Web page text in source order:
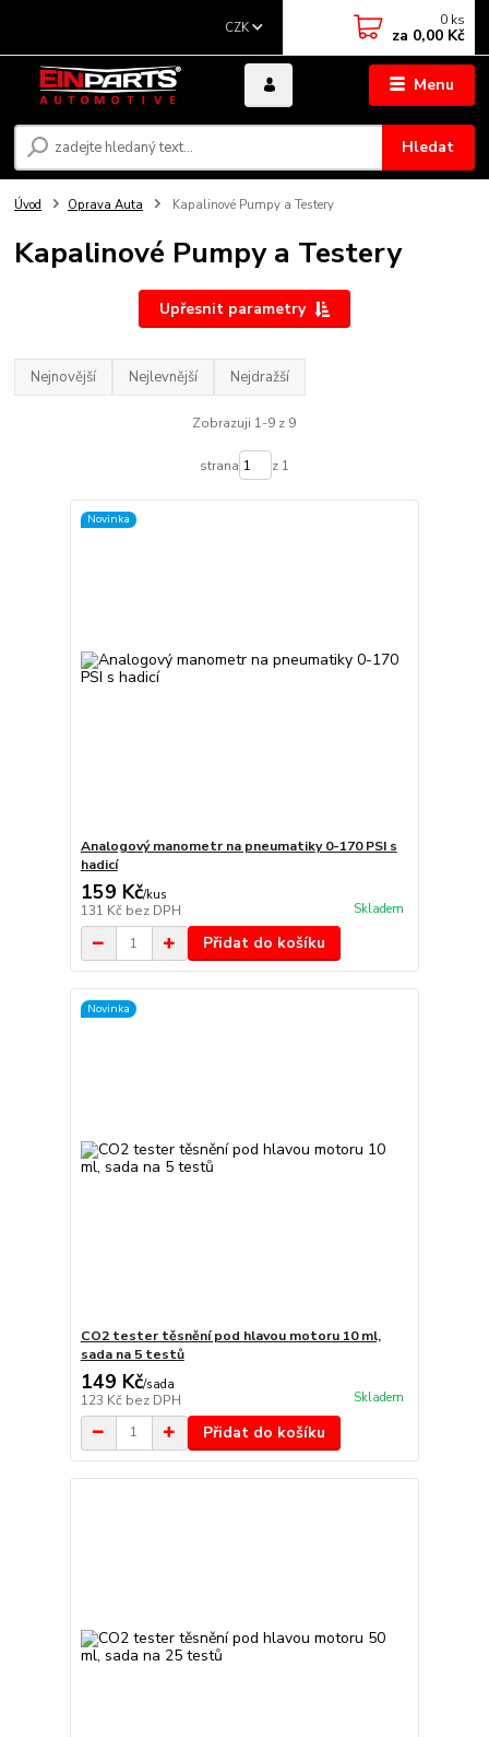
Menu
CZK
Hledat
0 ks
za 0,00 Kč
Úvod Oprava Auta Kapalinové Pumpy a Testery
Kapalinové Pumpy a Testery
Upřesnit parametry
Nejnovější Nejlevnější Nejdražší
Zobrazuji 1-9 z 9
strana z 1
Novinka
Analogový manometr na pneumatiky 0-170 PSI s
hadicí
159 Kč/kus
131 Kč bez DPH Skladem
Přidat do košíku
Novinka
CO2 tester těsnění pod hlavou motoru 10 ml,
sada na 5 testů
149 Kč/sada
123 Kč bez DPH Skladem
Přidat do košíku